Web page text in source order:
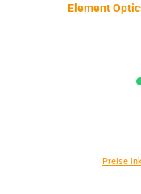
Element
Preise